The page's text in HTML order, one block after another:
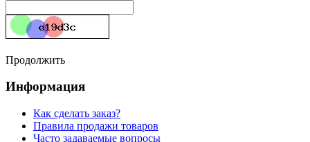
Продолжить
Информация
Как сделать заказ?
Правила продажи товаров
Часто задаваемые вопросы